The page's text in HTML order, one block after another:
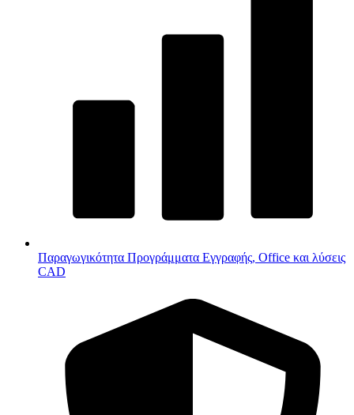
Παραγωγικότητα Προγράμματα Εγγραφής, Office και λύσεις
CAD